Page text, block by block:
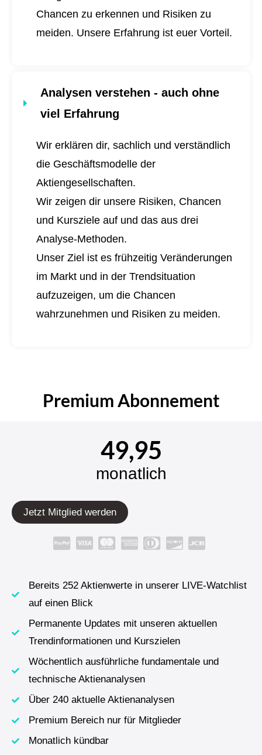
Chancen zu erkennen und Risiken zu
meiden. Unsere Erfahrung ist euer Vorteil.
Analysen verstehen - auch ohne
viel Erfahrung
Wir erklären dir, sachlich und verständlich
die Geschäftsmodelle der
Aktiengesellschaften.
Wir zeigen dir unsere Risiken, Chancen
und Kursziele auf und das aus drei
Analyse-Methoden.
Unser Ziel ist es frühzeitig Veränderungen
im Markt und in der Trendsituation
aufzuzeigen, um die Chancen
wahrzunehmen und Risiken zu meiden.
Premium Abonnement
49,95
monatlich
Jetzt Mitglied werden
Bereits 252 Aktienwerte in unserer LIVE-Watchlist
auf einen Blick
Permanente Updates mit unseren aktuellen
Trendinformationen und Kurszielen
Wöchentlich ausführliche fundamentale und
technische Aktienanalysen
Über 240 aktuelle Aktienanalysen
Premium Bereich nur für Mitglieder
Monatlich kündbar